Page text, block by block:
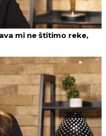
mi ne štitimo reke,